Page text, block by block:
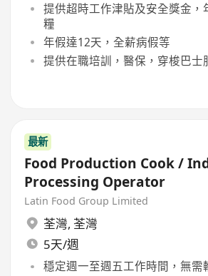
提供超時工作津貼及安全獎金，
糧
年假達12天，全薪病假等
提供在職培訓，醫保，穿梭巴士
最新
Food Production Cook /
Processing Operator
Latin Food Group Limited
荃灣, 荃灣
5天/週
穩定週一至週五工作時間，無需